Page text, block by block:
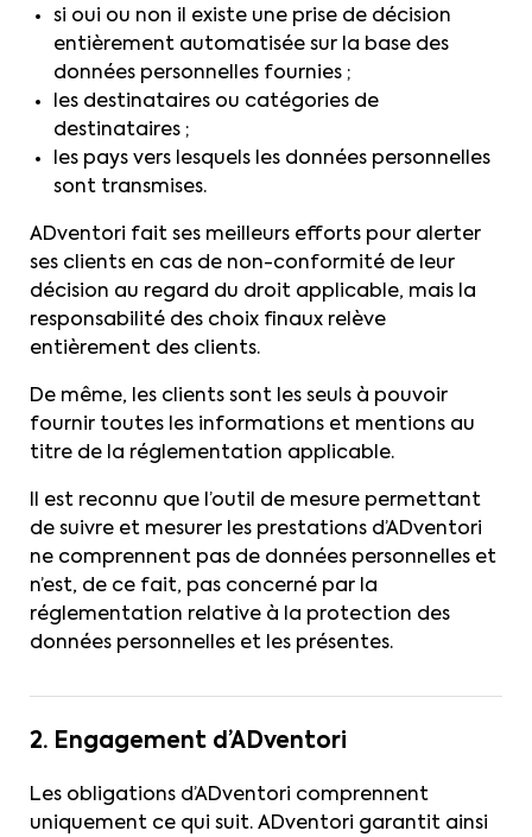
si oui ou non il existe une prise de décision
entièrement automatisée sur la base des
données personnelles fournies ;
les destinataires ou catégories de
destinataires ;
les pays vers lesquels les données personnelles
sont transmises.
ADventori fait ses meilleurs efforts pour alerter
ses clients en cas de non-conformité de leur
décision au regard du droit applicable, mais la
responsabilité des choix finaux relève
entièrement des clients.
De même, les clients sont les seuls à pouvoir
fournir toutes les informations et mentions au
titre de la réglementation applicable.
Il est reconnu que l’outil de mesure permettant
de suivre et mesurer les prestations d’ADventori
ne comprennent pas de données personnelles et
n’est, de ce fait, pas concerné par la
réglementation relative à la protection des
données personnelles et les présentes.
2. Engagement d’ADventori
Les obligations d’ADventori comprennent
uniquement ce qui suit. ADventori garantit ainsi